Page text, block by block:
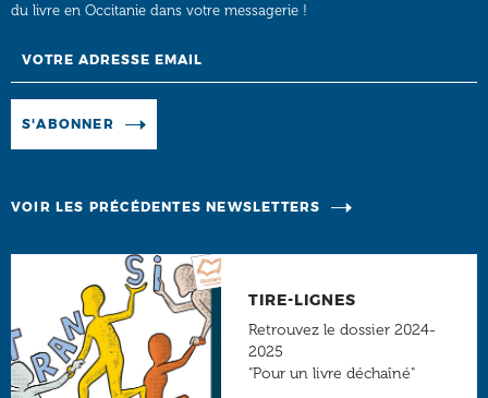
du livre en Occitanie dans votre messagerie !
S'ABONNER
VOIR LES PRÉCÉDENTES NEWSLETTERS
TIRE-LIGNES
Retrouvez le dossier 2024-
2025
"Pour un livre déchaîné"